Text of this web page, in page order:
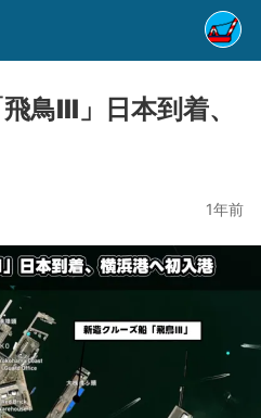
鳥Ⅲ」日本到着、
1年前